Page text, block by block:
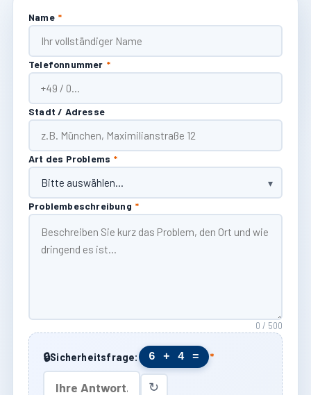
Name *
Telefonnummer *
Stadt / Adresse
Art des Problems *
Problembeschreibung *
0 / 500
🔒Sicherheitsfrage: 6 + 4 = *
↻